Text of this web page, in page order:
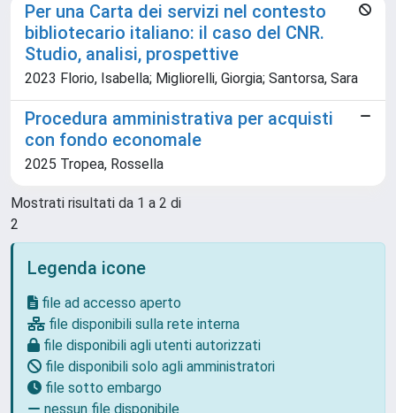
Per una Carta dei servizi nel contesto
bibliotecario italiano: il caso del CNR.
Studio, analisi, prospettive
2023 Florio, Isabella; Migliorelli, Giorgia; Santorsa, Sara
Procedura amministrativa per acquisti
con fondo economale
2025 Tropea, Rossella
Mostrati risultati da 1 a 2 di
2
Legenda icone
file ad accesso aperto
file disponibili sulla rete interna
file disponibili agli utenti autorizzati
file disponibili solo agli amministratori
file sotto embargo
nessun file disponibile